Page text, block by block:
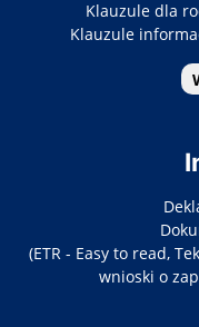
Klauzule dla
Klauzule
(ETR - Easy to read,
wnioski o